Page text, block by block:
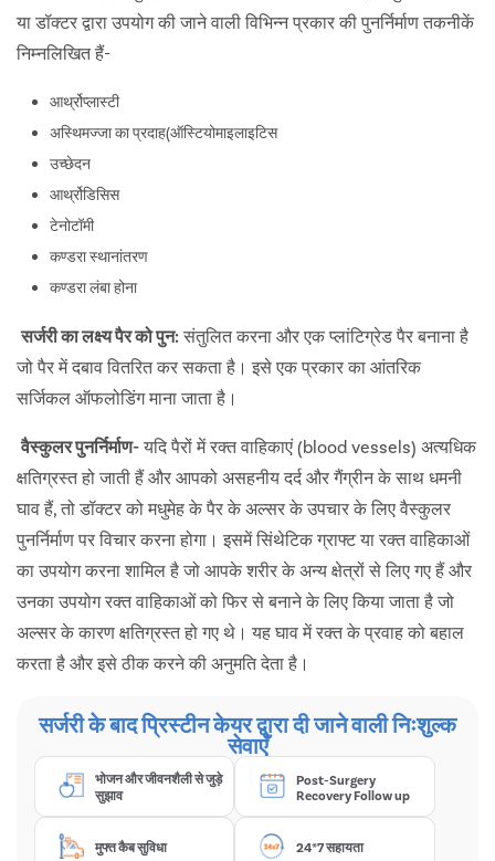
या डॉक्टर द्वारा उपयोग की जाने वाली विभिन्न प्रकार की पुनर्निर्माण तकनीकें
निम्नलिखित हैं-
आर्थ्रोप्लास्टी
अस्थिमज्जा का प्रदाह(ऑस्टियोमाइलाइटिस
उच्छेदन
आर्थ्रोडिसिस
टेनोटॉमी
कण्डरा स्थानांतरण
कण्डरा लंबा होना
सर्जरी का लक्ष्य पैर को पुन: संतुलित करना और एक प्लांटिग्रेड पैर बनाना है
जो पैर में दबाव वितरित कर सकता है। इसे एक प्रकार का आंतरिक
सर्जिकल ऑफलोडिंग माना जाता है।
वैस्कुलर पुनर्निर्माण- यदि पैरों में रक्त वाहिकाएं (blood vessels) अत्यधिक
क्षतिग्रस्त हो जाती हैं और आपको असहनीय दर्द और गैंग्रीन के साथ धमनी
घाव हैं, तो डॉक्टर को मधुमेह के पैर के अल्सर के उपचार के लिए वैस्कुलर
पुनर्निर्माण पर विचार करना होगा। इसमें सिंथेटिक ग्राफ्ट या रक्त वाहिकाओं
का उपयोग करना शामिल है जो आपके शरीर के अन्य क्षेत्रों से लिए गए हैं और
उनका उपयोग रक्त वाहिकाओं को फिर से बनाने के लिए किया जाता है जो
अल्सर के कारण क्षतिग्रस्त हो गए थे। यह घाव में रक्त के प्रवाह को बहाल
करता है और इसे ठीक करने की अनुमति देता है।
सर्जरी के बाद प्रिस्टीन केयर द्वारा दी जाने वाली निःशुल्क
सेवाएँ
भोजन और जीवनशैली से जुड़े
सुझाव
Post-Surgery
Recovery Follow up
मुफ्त कैब सुविधा 24*7 सहायता